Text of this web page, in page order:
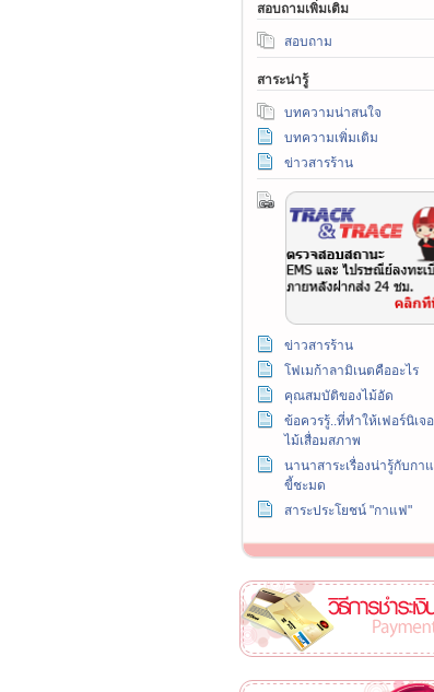
สอบถามเพิ่มเติม
สอบถาม
สาระน่ารู้
บทความน่าสนใจ
บทความเพิ่มเติม
ข่าวสารร้าน
ข่าวสารร้าน
โฟเมก้าลามิเนตคืออะไร
คุณสมบัติของไม้อัด
ข้อควรรู้..ที่ทำให้เฟอร์นิเจ
ไม้เสื่อมสภาพ
นานาสาระเรื่องน่ารู้กับกา
ขี้ชะมด
สาระประโยชน์ "กาแฟ"